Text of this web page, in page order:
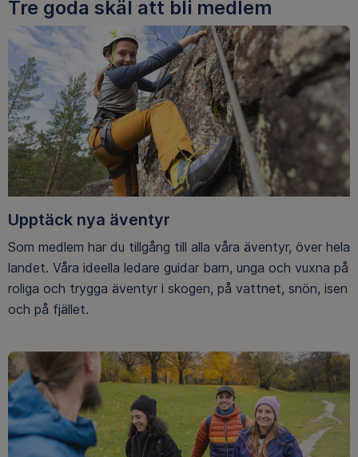
Tre goda skäl att bli medlem
Upptäck nya äventyr
Som medlem har du tillgång till alla våra äventyr, över hela
landet. Våra ideella ledare guidar barn, unga och vuxna på
roliga och trygga äventyr i skogen, på vattnet, snön, isen
och på fjället.